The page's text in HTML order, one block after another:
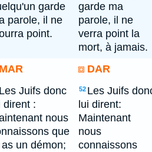
garde
parole, il ne
point.
garde ma
parole, il ne
verra point la
mort, à jamais.
MAR DAR
Les Juifs donc
dirent :
nous
que
un démon;
52 Les Juifs
lui dirent:
Maintenant
nous
connaissons